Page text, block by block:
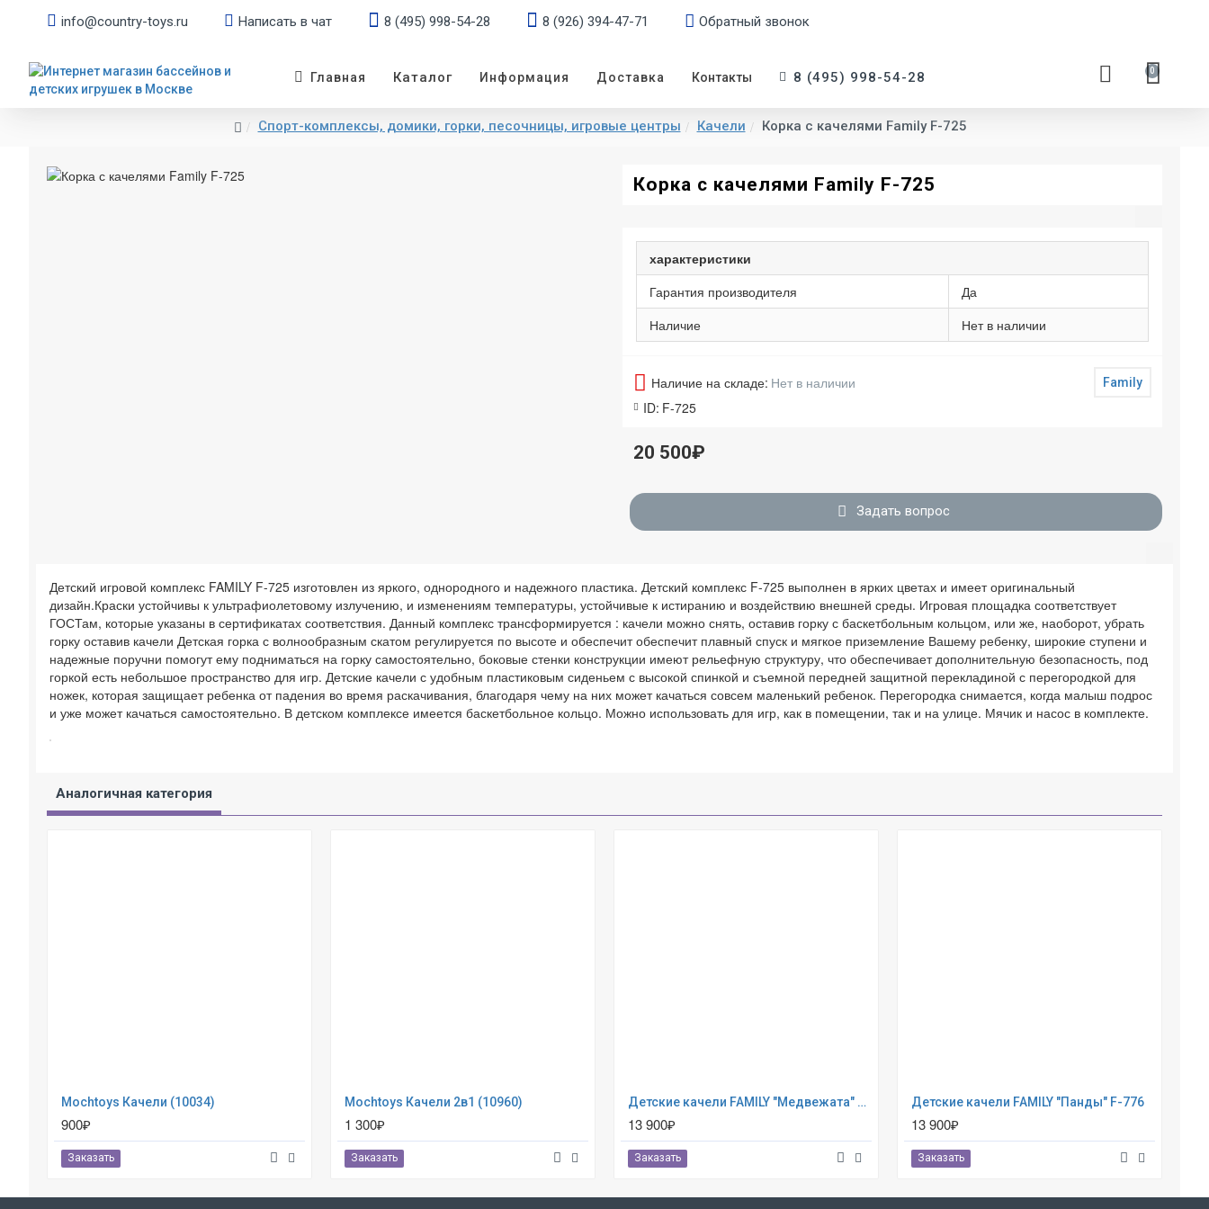
info@country-toys.ru Написать в чат 8 (495) 998-54-28 8 (926) 394-47-71 Обратный звонок
Главная Каталог Информация Доставка Контакты 8 (495) 998-54-28 0
Спорт-комплексы, домики, горки, песочницы, игровые центры Качели Корка с качелями Family F-725
Корка с качелями Family F-725
Наличие на складе: Нет в наличии
ID: F-725
Family
20 500₽
Задать вопрос
характеристики
Гарантия производителя
Да
Наличие
Нет в наличии
Детский игровой комплекс FAMILY F-725 изготовлен из яркого, однородного и надежного пластика. Детский комплекс F-725 выполнен в ярких цветах и имеет оригинальный
дизайн.Краски устойчивы к ультрафиолетовому излучению, и изменениям температуры, устойчивые к истиранию и воздействию внешней среды. Игровая площадка соответствует
ГОСТам, которые указаны в сертификатах соответствия. Данный комплекс трансформируется : качели можно снять, оставив горку с баскетбольным кольцом, или же, наоборот, убрать
горку оставив качели Детская горка с волнообразным скатом регулируется по высоте и обеспечит обеспечит плавный спуск и мягкое приземление Вашему ребенку, широкие ступени и
надежные поручни помогут ему подниматься на горку самостоятельно, боковые стенки конструкции имеют рельефную структуру, что обеспечивает дополнительную безопасность, под
горкой есть небольшое пространство для игр. Детские качели с удобным пластиковым сиденьем с высокой спинкой и съемной передней защитной перекладиной с перегородкой для
ножек, которая защищает ребенка от падения во время раскачивания, благодаря чему на них может качаться совсем маленький ребенок. Перегородка снимается, когда малыш подрос
и уже может качаться самостоятельно. В детском комплексе имеется баскетбольное кольцо. Можно использовать для игр, как в помещении, так и на улице. Мячик и насос в комплекте.
Аналогичная категория
Mochtoys Качели (10034)
900₽
Заказать
Mochtoys Качели 2в1 (10960)
1 300₽
Заказать
Детские качели FAMILY "Медвежата" F-772
13 900₽
Заказать
Детские качели FAMILY "Панды" F-776
13 900₽
Заказать